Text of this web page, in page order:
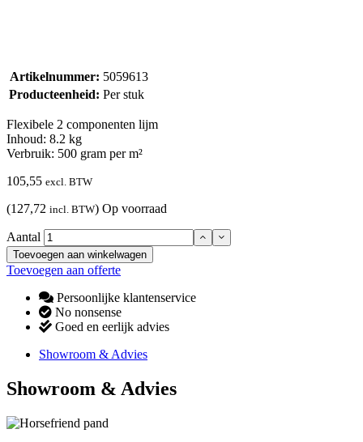
Artikelnummer: 5059613
Producteenheid: Per stuk
Flexibele 2 componenten lijm
Inhoud: 8.2 kg
Verbruik: 500 gram per m²
105,55 excl. BTW
(127,72 incl. BTW) Op voorraad
Aantal
Toevoegen aan winkelwagen
Toevoegen aan offerte
Persoonlijke klantenservice
No nonsense
Goed en eerlijk advies
Showroom & Advies
Showroom & Advies